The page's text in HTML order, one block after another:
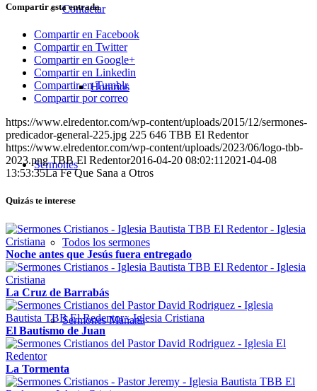
Contactar
Horarios
Sermones
Todos los sermones
Sermones Mañana
Compartir esta entrada
Compartir en Facebook
Compartir en Twitter
Compartir en Google+
Compartir en Linkedin
Compartir en Tumblr
Compartir por correo
https://www.elredentor.com/wp-content/uploads/2015/12/sermones-
predicador-general-225.jpg 225 646 TBB El Redentor
https://www.elredentor.com/wp-content/uploads/2023/06/logo-tbb-
2023.png TBB El Redentor2016-04-20 08:02:11 2021-04-08
13:53:35La Fe Que Sana a Otros
Quizás te interese
Noche antes que Jesús fuera entregado
La Cruz de Barrabás
El Bautismo de Juan
La Tormenta